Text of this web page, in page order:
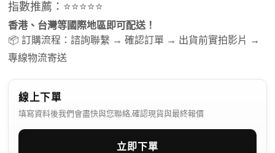
指數推薦：⭐⭐⭐⭐⭐
香港、台灣等國際地區即可配送！
📦 訂購流程：諮詢聯繫 → 確認訂單 → 出貨前實拍影片 →
專線物流寄送
線上下單
填寫資料後我們會盡快與您聯絡,確認現貨與最終報價
立即下單